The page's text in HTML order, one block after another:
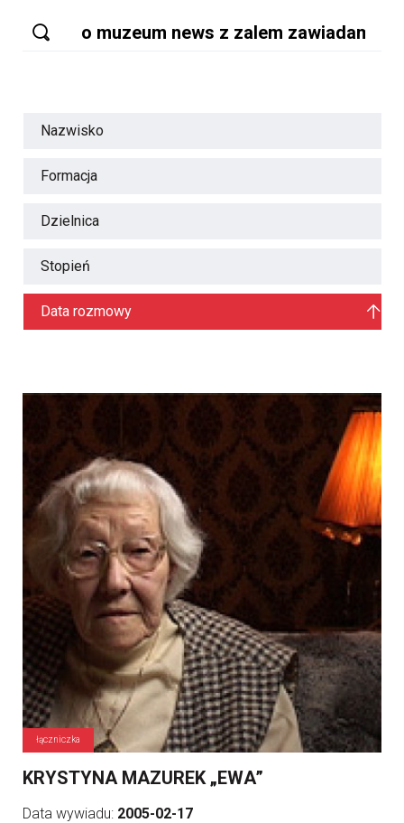
Nazwisko
Formacja
Dzielnica
Stopień
Data rozmowy
łączniczka
KRYSTYNA MAZUREK „EWA”
Data wywiadu: 2005-02-17